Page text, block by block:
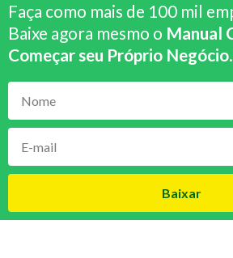
Faça como mais de 100 mil
Baixe agora mesmo o Manual
Começar seu Próprio Negócio.
Baixar